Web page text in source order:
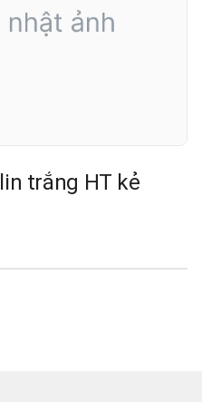
trắng HT kẻ